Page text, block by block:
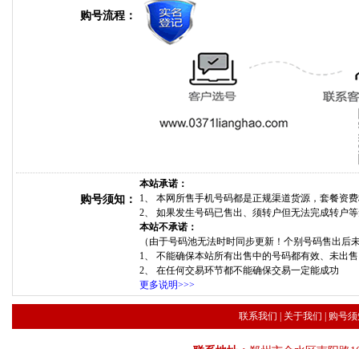
购号流程：
购号须知：
本站承诺：
1、 本网所售手机号码都是正规渠道货源，套餐资
2、 如果发生号码已售出、须转户但无法完成转户
本站不承诺：
（由于号码池无法时时同步更新！个别号码售出
1、 不能确保本站所有出售中的号码都有效、未出
2、 在任何交易环节都不能确保交易一定能成功
更多说明>>>
联系我们 关于我们 购号